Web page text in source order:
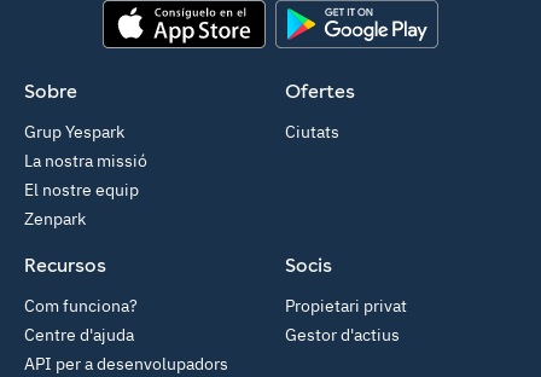
Sobre
Grup Yespark
La nostra missió
El nostre equip
Zenpark
Ofertes
Ciutats
Socis
Propietari privat
Gestor d'actius
Recursos
Com funciona?
Centre d'ajuda
API per a desenvolupadors